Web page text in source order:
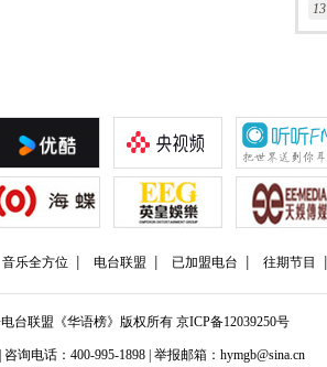
13
音乐全方位 电台联盟 已加盟电台 往期节目
台联盟《华语榜》版权所有 京ICP备12039250号
询电话：400-995-1898 | 举报邮箱：hymgb@sina.cn